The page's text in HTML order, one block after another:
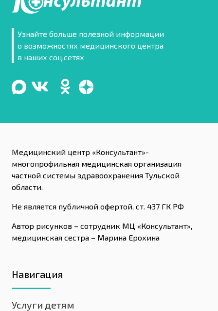
Узнайте больше полезной информации
о возможностях медицинского центра
в наших соц.сетях
Медицинский центр «Консультант»-
многопрофильная медицинская организация
частной системы здравоохранения Тульской
области.
Не является публичной офертой, ст. 437 ГК РФ
Автор рисунков – сотрудник МЦ «Консультант»,
медицинская сестра – Марина Ерохина
Навигация
Услуги детям